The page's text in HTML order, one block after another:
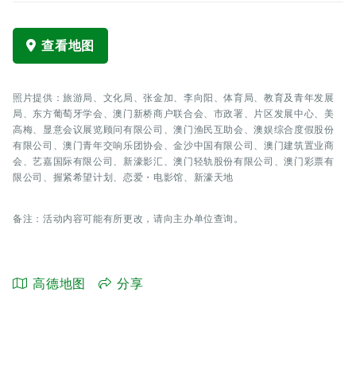
查看地图
照片提供：旅游局、文化局、张金加、李向阳、体育局、教育及青年发展
局、东方葡萄牙学会、澳门新桥商户联合会、市政署、片区发展中心、美
高梅、显意会议展览顾问有限公司、澳门渔民互助会、澳娱综合度假股份
有限公司、澳门青年交响乐团协会、金沙中国有限公司、澳门建筑置业商
会、艺嘉国际有限公司、新濠影汇、澳门轻轨股份有限公司、澳门彩票有
限公司、握紧希望计划、恋爱・电影馆、新濠天地
备注：活动内容可能有所更改，请向主办单位查询。
高德地图 分享